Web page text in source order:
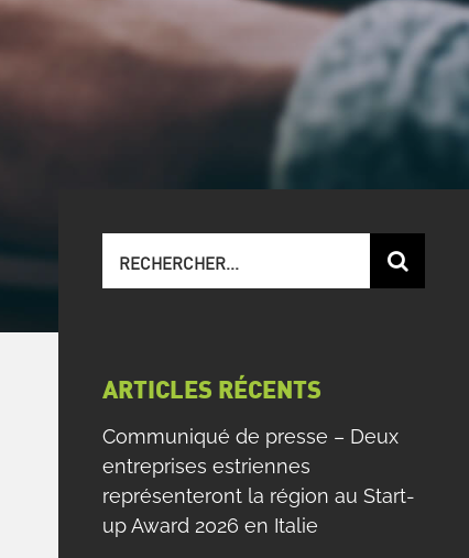
sur
ARTICLES RÉCENTS
Communiqué de presse – Deux
entreprises estriennes
représenteront la région au Start-
up Award 2026 en Italie